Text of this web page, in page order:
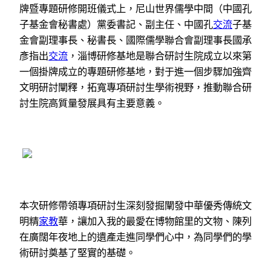
牌暨專題研修開班儀式上，尼山世界儒學中間（中國孔
子基金會秘書處）黨委書記、副主任、中國孔交流子基
金會副理事長、秘書長、國際儒學聯合會副理事長國承
彥指出交流 ，淄博研修基地是聯合研討生院成立以來第
一個掛牌成立的專題研修基地，對于進一個步驟加強齊
文明研討闡釋，拓寬專項研討生學術視野，推動聯合研
討生院高質量發展具有主要意義。
本次研修帶領專項研討生深刻發掘闡發中華優秀傳統文
明精家教華，讓加入我的最愛在博物館里的文物、陳列
在廣闊年夜地上的遺產走進同學們心中，為同學們的學
術研討奠基了堅實的基礎。